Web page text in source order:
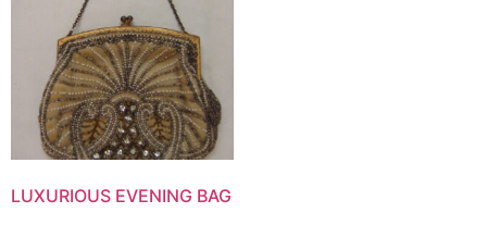
LUXURIOUS EVENING BAG